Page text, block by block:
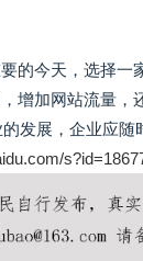
的今天，选择一
增加网站流量，
发展，企业应随